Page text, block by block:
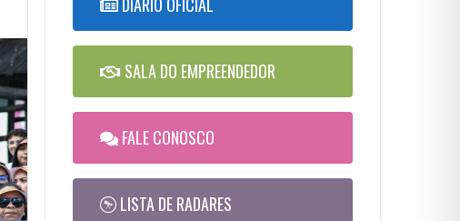
SALA DO EMPREENDEDOR
FALE CONOSCO
LISTA DE RADARES